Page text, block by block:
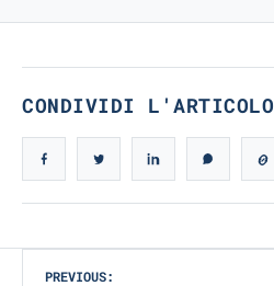
CONDIVIDI L'ARTICOLO
Post
PREVIOUS: